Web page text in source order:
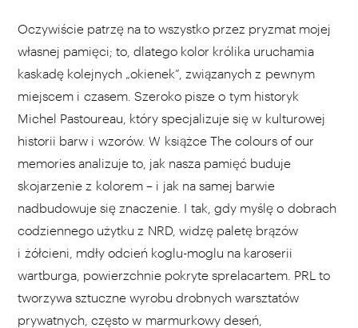
Oczywiście patrzę na to wszystko przez pryzmat mojej
własnej pamięci; to, dlatego kolor królika uruchamia
kaskadę kolejnych „okienek”, związanych z pewnym
miejscem i czasem. Szeroko pisze o tym historyk
Michel Pastoureau, który specjalizuje się w kulturowej
historii barw i wzorów. W książce The colours of our
memories analizuje to, jak nasza pamięć buduje
skojarzenie z kolorem – i jak na samej barwie
nadbudowuje się znaczenie. I tak, gdy myślę o dobrach
codziennego użytku z NRD, widzę paletę brązów
i żółcieni, mdły odcień koglu-moglu na karoserii
wartburga, powierzchnie pokryte sprelacartem. PRL to
tworzywa sztuczne wyrobu drobnych warsztatów
prywatnych, często w marmurkowy deseń,